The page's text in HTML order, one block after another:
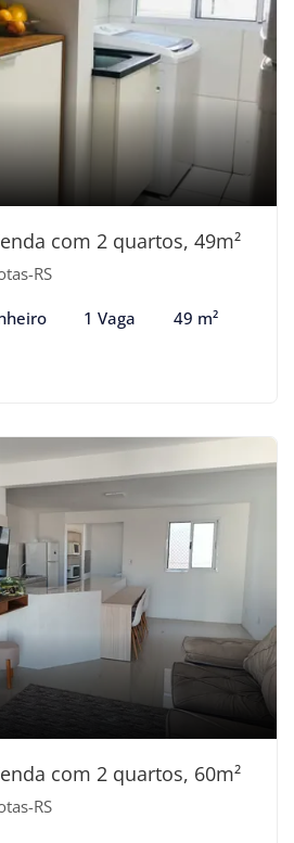
com 2 quartos, 49m²
RS
1 Vaga 49 m²
com 2 quartos, 60m²
RS